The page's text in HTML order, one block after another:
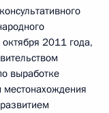
2011 года,
выработке